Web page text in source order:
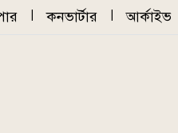
কনভার্টার আর্কাইভ